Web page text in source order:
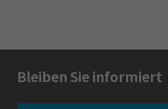
Bleiben Sie informiert